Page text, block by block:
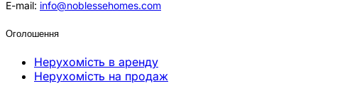
E-mail: info@noblessehomes.com
Оголошення
Нерухомість в аренду
Нерухомість на продаж